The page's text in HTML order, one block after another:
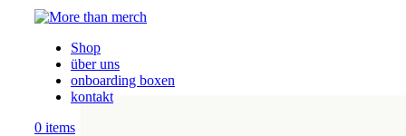
Shop
über uns
onboarding boxen
kontakt
0 items